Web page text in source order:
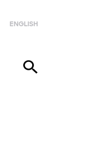
ENGLISH